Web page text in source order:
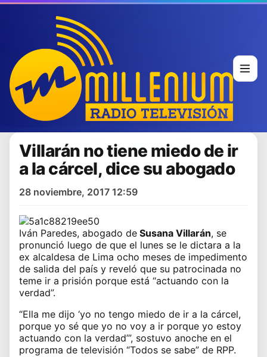
Villarán no tiene miedo de ir
a la cárcel, dice su abogado
28 noviembre, 2017 12:59
Iván Paredes, abogado de Susana Villarán, se
pronunció luego de que el lunes se le dictara a la
ex alcaldesa de Lima ocho meses de impedimento
de salida del país y reveló que su patrocinada no
teme ir a prisión porque está “actuando con la
verdad”.
“Ella me dijo ‘yo no tengo miedo de ir a la cárcel,
porque yo sé que yo no voy a ir porque yo estoy
actuando con la verdad’”, sostuvo anoche en el
programa de televisión “Todos se sabe” de RPP.